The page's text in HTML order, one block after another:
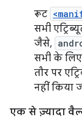
रूट
सभी
जैसे,
सभी के
तौर पर
नहीं किया
एक से ज़्यादा